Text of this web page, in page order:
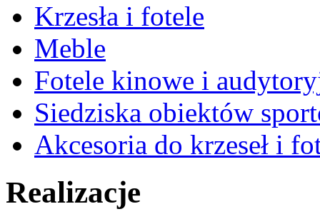
Krzesła i fotele
Meble
Fotele kinowe i
Siedziska obiektów
Akcesoria do krzeseł i
Realizacje